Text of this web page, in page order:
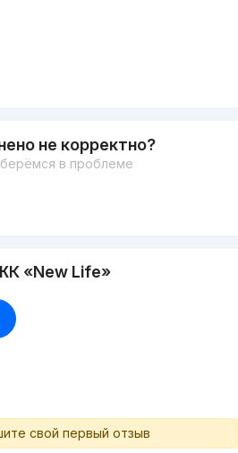
не корректно?
в проблеме
«New Life»
свой первый отзыв